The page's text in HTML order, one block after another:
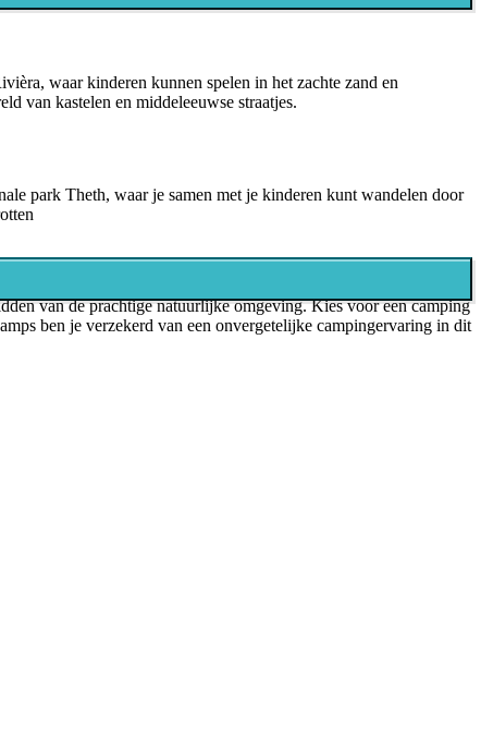
waar kinderen kunnen spelen in het zachte zand en
van kastelen en middeleeuwse straatjes.
park Theth, waar je samen met je kinderen kunt wandelen door
van de prachtige natuurlijke omgeving. Kies voor een camping
ben je verzekerd van een onvergetelijke campingervaring in dit